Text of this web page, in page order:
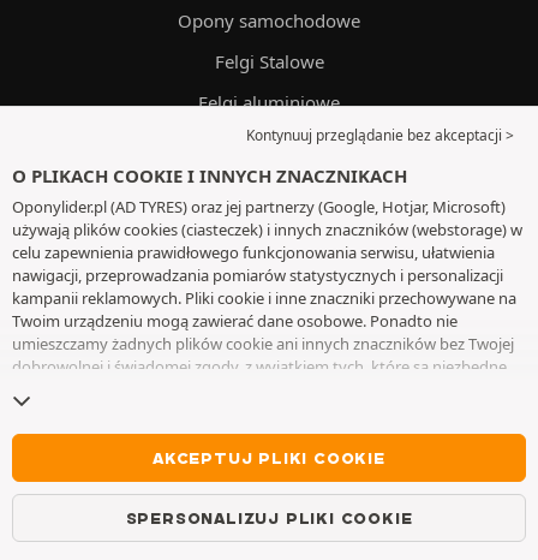
Opony samochodowe
Felgi Stalowe
Felgi aluminiowe
Łańcuchy śniegowe
Sklep
Oleje
Przewodnik po oponach
Dostawa i montaż
Od pon. do pt. w godz. 9-17
WhatsApp
Messenger
Kontynuuj przeglądanie bez akceptacji >
O PLIKACH COOKIE I INNYCH ZNACZNIKACH
Oponylider.pl (AD TYRES) oraz jej partnerzy (Google, Hotjar, Microsoft)
używają plików cookies (ciasteczek) i innych znaczników (webstorage) w
celu zapewnienia prawidłowego funkcjonowania serwisu, ułatwienia
nawigacji, przeprowadzania pomiarów statystycznych i personalizacji
kampanii reklamowych. Pliki cookie i inne znaczniki przechowywane na
Twoim urządzeniu mogą zawierać dane osobowe. Ponadto nie
umieszczamy żadnych plików cookie ani innych znaczników bez Twojej
dobrowolnej i świadomej zgody, z wyjątkiem tych, które są niezbędne
wycofać swoją zgodę w dowolnym momencie, przechodząc do
plikami cookie i innymi znacznikami. Możesz kontynuować przeglądanie
bez akceptowania plików cookie lub innych znaczników. Odmowa nie
wyklucza dostępu do usług AD TYRES. Aby uzyskać więcej informacji,
zapraszamy do odwiedzenia
AKCEPTUJ PLIKI COOKIE
SPERSONALIZUJ PLIKI COOKIE